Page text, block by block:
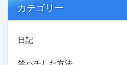
カテゴリー
日記